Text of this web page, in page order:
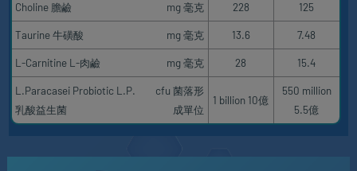
Choline 膽鹼 mg 毫克 228 125
Taurine 牛磺酸 mg 毫克 13.6 7.48
L-Carnitine L-肉鹼 mg 毫克 28 15.4
L.Paracasei Probiotic L.P.
乳酸益生菌
cfu 菌落形
成單位
1 billion 10億
550 million
5.5億